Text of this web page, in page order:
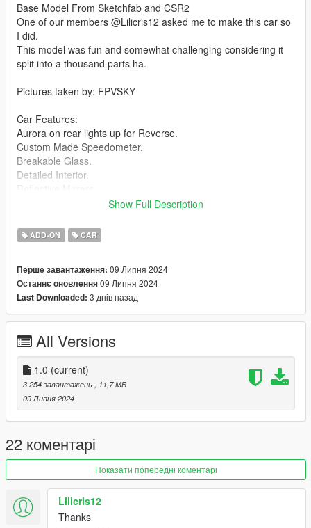
Base Model From Sketchfab and CSR2
One of our members @Lilicris12 asked me to make this car so
I did.
This model was fun and somewhat challenging considering it
split into a thousand parts ha.
Pictures taken by: FPVSKY
Car Features:
Aurora on rear lights up for Reverse.
Custom Made Speedometer.
Breakable Glass.
Detailed Interior.
Paintable Body.
Hands on Wheel.
Install instructions provided in download.
aurora folder goes to:
Edit dlclist.xml
mods/update/update.rpf/common/data
Add the line dlcpacks:/aurora/
to the dlclist and save then exit.
Spawn: aurora
Show Full Description
ADD-ON CAR
Перше завантаження: 09 Липня 2024
Останнє оновлення09 Липня 2024
Last Downloaded: 3 днів назад
All Versions
1.0 (current)
3 254 завантажень
, 11,7 МБ
09 Липня 2024
22 коментарі
Показати попередні коментарі
Lilicris12
Thanks